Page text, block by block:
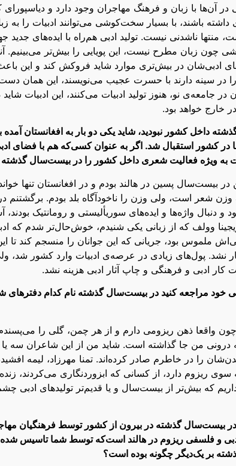
آن‌ها با زبان و فرهنگ مهاجران وجود دارد و
باشند، با بسیار سخت‌کوشی می‌توانند ادبیات را به
منتها ناشدنی نیست. تولید ادبی هم‌راه با ایده‌های جدید
چون زبان مطرح نیست، این پویایی را بیش‌تر می‌بینیم.
ادبی‌شان در بیش‌تری موارد شاید فروکش کند و این
در سینه دارند با حسرت عجیب می‌نویسند، این همان
جامعه‌ی نو، هنوز تولید ادبیات می‌کنند، این ادبیات
خارج خواهد بود.
داخل کشور نبودید، شاید یکی دو بار به افغانستان
در کشور استقبال شد. اگر به عنوان کسی‌که هم با فضای
به ویژه فعالیت شعری داخل کشور را در بیست‌سال گذشته
بیست‌سال پسین در هالند بودم و در افغانستان تنها
دنبال واژه‌ها و ایده‌های سوریألیستی و رومانتیک
وولف که از زبانی یکی شنیدم، خوش‌حال‌تر شدم که
ملموس بود، جریانی که این جوانان را منسجم کند تا
نشد. پول‌های زیادی در عرصه‌ی ادبیات ‌وارد کشور شد،
کار ادبی و فرهنگی و چاپ آثار ادبی هزینه نشد.
خود مراجعه کنید در بیست‌سال گذشته نام کدام دفترهای
واقعا ذهن ریزومی دارم و از هر چمن، گلی را
من جا گذاشته است. شاید من از این شاعران سه یا
را در خاطرم صادر کرده‌اند. تمنا مهرزاد، لیمه
دارد، از کسانی که ابزوردنگاری می‌کردند،
که بیش‌تر از بیست‌سال و یا قدیم‌تر تولیدهای ادبی
بیست‌سال گذشته در بیرون از کشور توسط فرهنگیان
و فلسفی ریزوم در هالند است‌که توسط شما تاسیس
بر یک‌دیگر چگونه بوده است؟